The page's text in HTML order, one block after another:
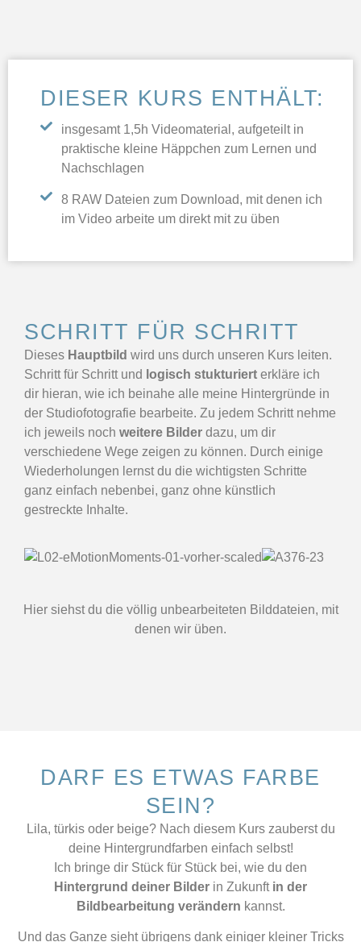
DIESER KURS ENTHÄLT:
insgesamt 1,5h Videomaterial, aufgeteilt in
praktische kleine Häppchen zum Lernen und
Nachschlagen
8 RAW Dateien zum Download, mit denen ich
im Video arbeite um direkt mit zu üben
SCHRITT FÜR SCHRITT
Dieses Hauptbild wird uns durch unseren Kurs leiten.
Schritt für Schritt und logisch stukturiert erkläre ich
dir hieran, wie ich beinahe alle meine Hintergründe in
der Studiofotografie bearbeite. Zu jedem Schritt nehme
ich jeweils noch weitere Bilder dazu, um dir
verschiedene Wege zeigen zu können. Durch einige
Wiederholungen lernst du die wichtigsten Schritte
ganz einfach nebenbei, ganz ohne künstlich
gestreckte Inhalte.
Hier siehst du die völlig unbearbeiteten Bilddateien, mit
denen wir üben.
DARF ES ETWAS FARBE
SEIN?
Lila, türkis oder beige? Nach diesem Kurs zauberst du
deine Hintergrundfarben einfach selbst!
Ich bringe dir Stück für Stück bei, wie du den
Hintergrund deiner Bilder in Zukunft in der
Bildbearbeitung verändern kannst.
Und das Ganze sieht übrigens dank einiger kleiner Tricks